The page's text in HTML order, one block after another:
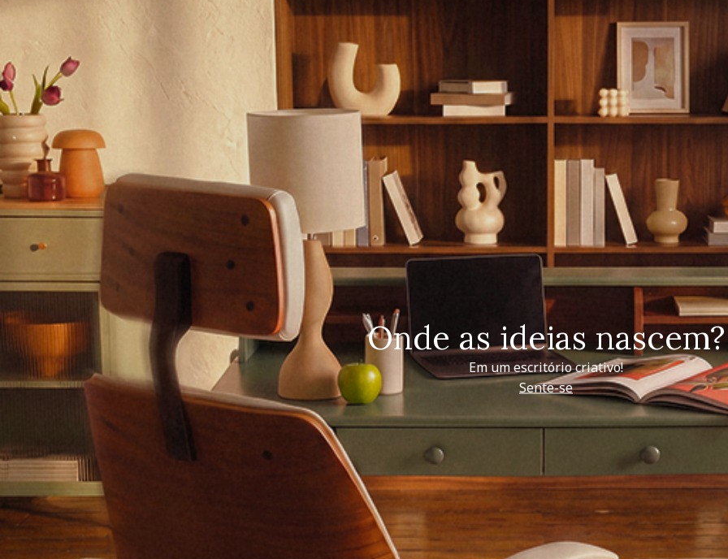
Onde as ideias nascem?
Em um escritório criativo!
Sente-se